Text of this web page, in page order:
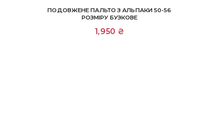
ПОДОВЖЕНЕ ПАЛЬТО З АЛЬПАКИ 50-56
РОЗМІРУ БУЗКОВЕ
1,950 ₴